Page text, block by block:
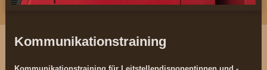
Kommunikationstraining